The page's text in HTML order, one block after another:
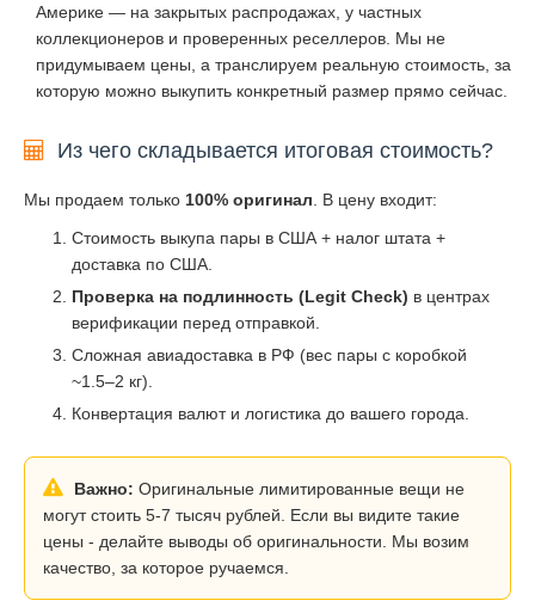
Америке — на закрытых распродажах, у частных
коллекционеров и проверенных реселлеров. Мы не
придумываем цены, а транслируем реальную стоимость, за
которую можно выкупить конкретный размер прямо сейчас.
Из чего складывается итоговая стоимость?
Мы продаем только 100% оригинал . В цену входит:
Стоимость выкупа пары в США + налог штата +
доставка по США.
Проверка на подлинность (Legit Check) в центрах
верификации перед отправкой.
Сложная авиадоставка в РФ (вес пары с коробкой
~1.5–2 кг).
Конвертация валют и логистика до вашего города.
Важно: Оригинальные лимитированные вещи не
могут стоить 5-7 тысяч рублей. Если вы видите такие
цены - делайте выводы об оригинальности. Мы возим
качество, за которое ручаемся.